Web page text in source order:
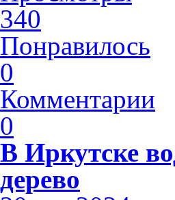
340
Понравилось
0
Комментарии
0
В Иркутске
дерево